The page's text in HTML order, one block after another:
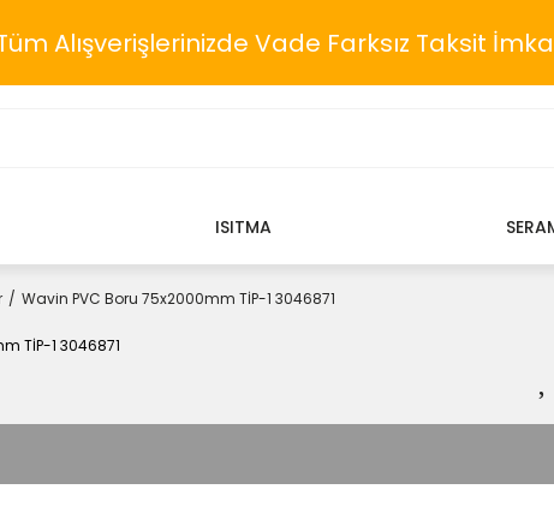
Alışverişlerinizde Vade Farksız Taksit
ISITMA
Wavin PVC Boru 75x2000mm TİP-1 3046871